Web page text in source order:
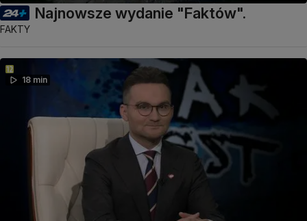
Najnowsze wydanie "Faktów".
FAKTY
18 min